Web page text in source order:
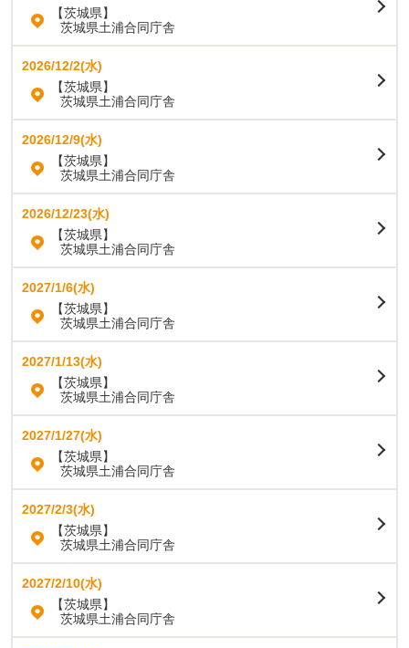
【茨城県】
茨城県土浦合同庁舎
2026/12/2(水)
【茨城県】
茨城県土浦合同庁舎
2026/12/9(水)
【茨城県】
茨城県土浦合同庁舎
2026/12/23(水)
【茨城県】
茨城県土浦合同庁舎
2027/1/6(水)
【茨城県】
茨城県土浦合同庁舎
2027/1/13(水)
【茨城県】
茨城県土浦合同庁舎
2027/1/27(水)
【茨城県】
茨城県土浦合同庁舎
2027/2/3(水)
【茨城県】
茨城県土浦合同庁舎
2027/2/10(水)
【茨城県】
茨城県土浦合同庁舎